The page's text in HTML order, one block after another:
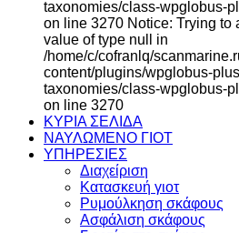
taxonomies/class-wpglobus-
on line 3270 Notice: Trying to
value of type null in
/home/c/cofranlq/
content/plugins/wpglobus-
taxonomies/class-wpglobus-
on line 3270
ΚΥΡΙΑ ΣΕΛΙΔΑ
ΝΑΥΛΩΜΕΝΟ ΓΙΟΤ
ΥΠΗΡΕΣΙΕΣ
Διαχείριση
Κατασκευή γιοτ
Ρυμούλκηση σκάφους
Ασφάλιση σκάφους